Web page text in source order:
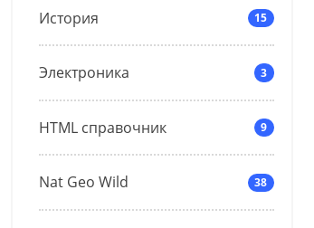
История 15
Электроника 3
HTML справочник 9
Nat Geo Wild 38